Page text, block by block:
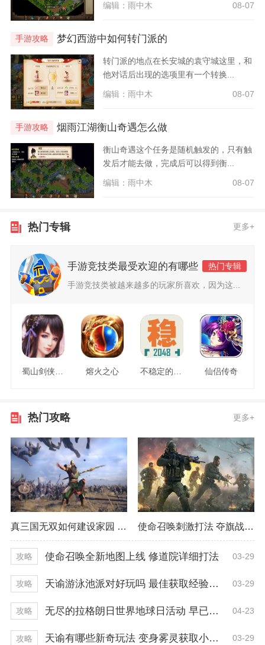
编辑：雨中木 08-07
手游攻略 梦幻西游中如何转门派的
转门派的地点在长安城的袁守城这里，和
他对话后出现的选项里有一个转换...
编辑：雨中木 08-07
手游攻略 烟雨江湖衡山奇遇怎么做
衡山奇遇这个任务是随机触发的，只有触
发后才能去做，完成后可以得到衡...
编辑：雨中木 08-07
热门专辑 更多+
手游竞技类最受欢迎的有哪些
热门专辑
手游竞技类被越来越多的玩家所喜欢，因为这...
蜀山剑侠情缘 熔火之心 仙侣传奇
热门攻略 更多+
真三国无双如何建设家园 最佳建设方式推荐 使命召唤刺激打法 夺旗战模式精彩程度
攻略 使命召唤全新地图上线 修道院详细打法 03-29
攻略 天谕游泳池派对好玩吗 最佳获取经验技巧 03-29
攻略 无尽的拉格朗日世界地球日活动 早已开启一周！ 04-23
攻略 天谕有哪些新奇玩法 变身雾灵获取小技巧 03-29